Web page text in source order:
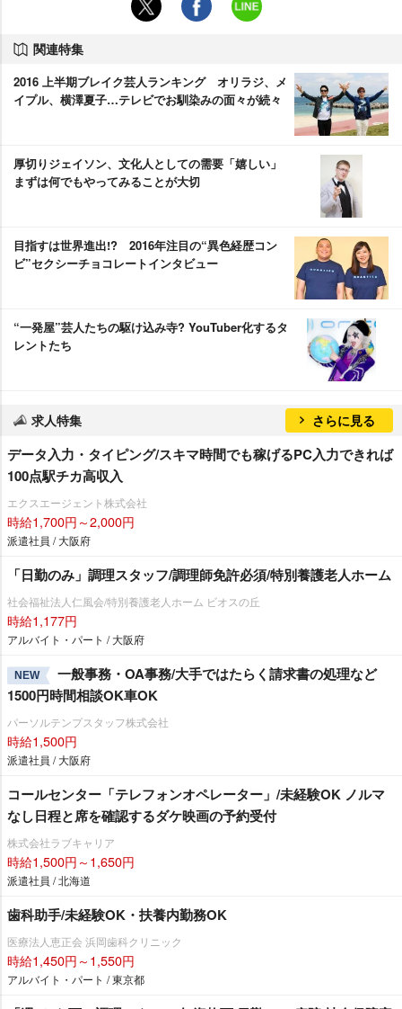
関連特集
2016 上半期ブレイク芸人ランキング オリラジ、メ
イプル、横澤夏子…テレビでお馴染みの面々が続々
厚切りジェイソン、文化人としての需要「嬉しい」
まずは何でもやってみることが大切
目指すは世界進出!? 2016年注目の“異色経歴コン
ビ”セクシーチョコレートインタビュー
“一発屋”芸人たちの駆け込み寺? YouTuber化するタ
レントたち
求人特集 さらに見る
データ入力・タイピング/スキマ時間でも稼げるPC入力できれば
100点駅チカ高収入
エクスエージェント株式会社
時給1,700円～2,000円
派遣社員 / 大阪府
「日勤のみ」調理スタッフ/調理師免許必須/特別養護老人ホーム
社会福祉法人仁風会/特別養護老人ホーム ビオスの丘
時給1,177円
アルバイト・パート / 大阪府
NEW
一般事務・OA事務/大手ではたらく請求書の処理など
1500円時間相談OK車OK
パーソルテンプスタッフ株式会社
時給1,500円
派遣社員 / 大阪府
コールセンター「テレフォンオペレーター」/未経験OK ノルマ
なし日程と席を確認するダケ映画の予約受付
株式会社ラブキャリア
時給1,500円～1,650円
派遣社員 / 北海道
歯科助手/未経験OK・扶養内勤務OK
医療法人恵正会 浜岡歯科クリニック
時給1,450円～1,550円
アルバイト・パート / 東京都